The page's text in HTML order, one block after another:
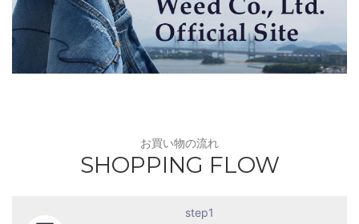
お買い物の流れ
SHOPPING FLOW
step1